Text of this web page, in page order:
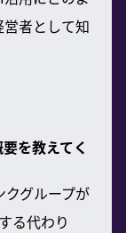
者として知
を教えてく
グループが
る代わり